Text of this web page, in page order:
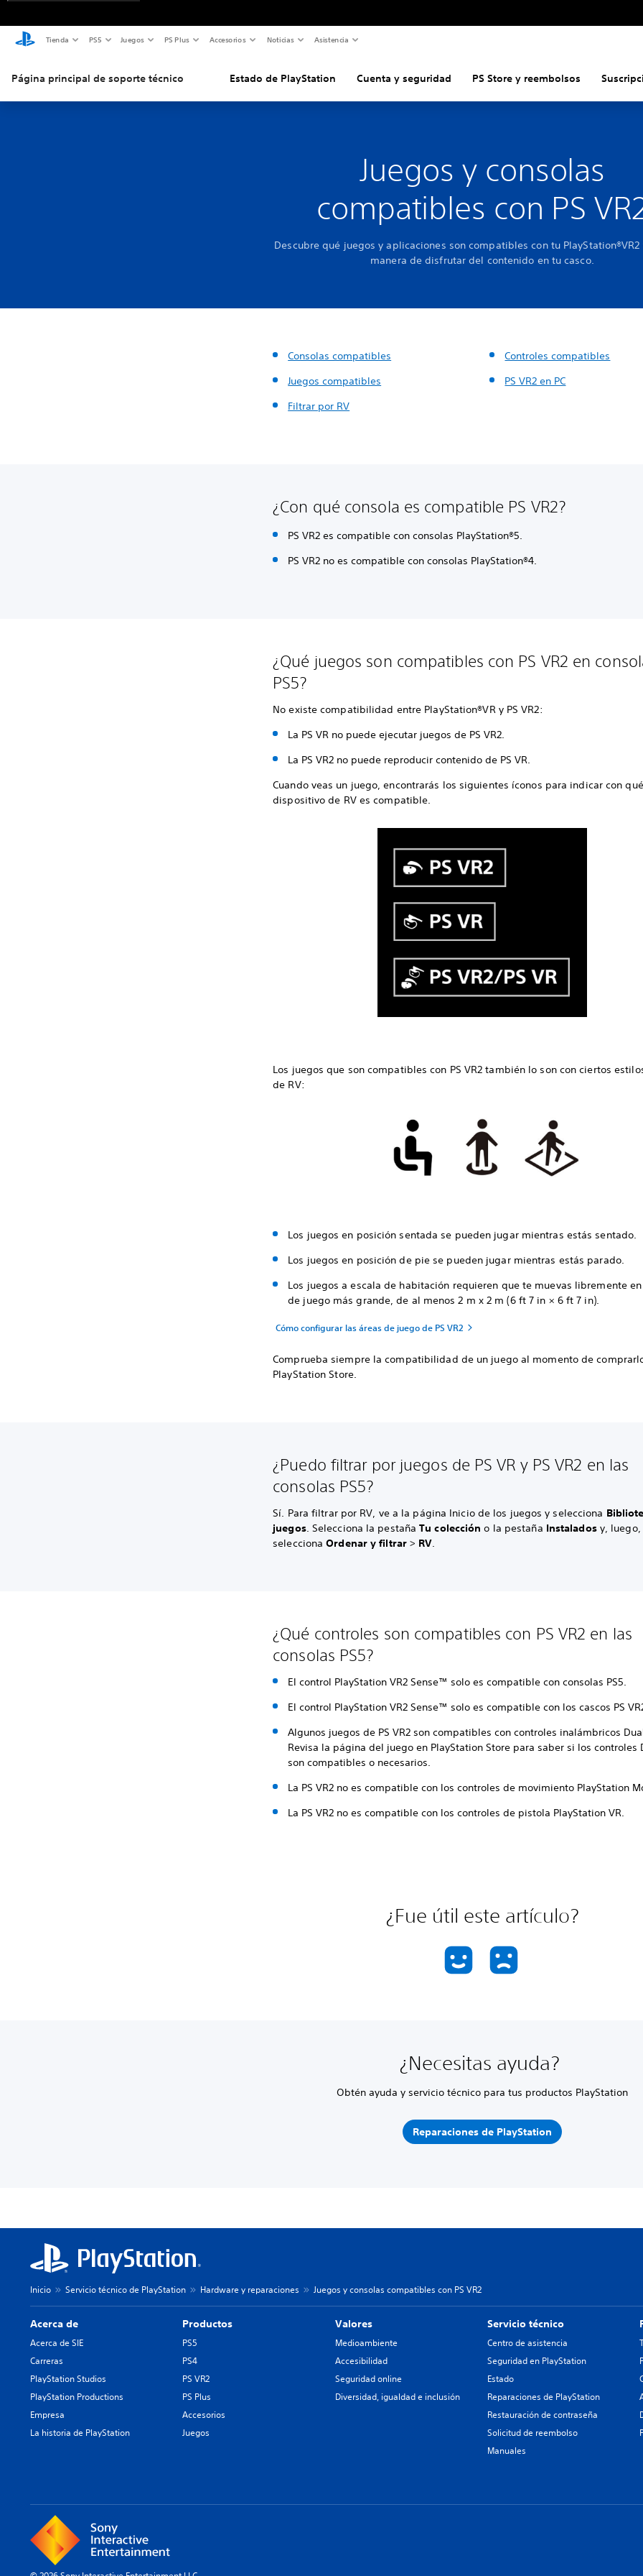
Tienda PS5 Juegos PS Plus Accesorios Noticias Asistencia
Página principal de soporte técnico Estado de PlayStation Cuenta y seguridad PS Store y reembolsos
Juegos y consolas
compatibles con PS
Descubre qué juegos y aplicaciones son compatibles con tu
manera de disfrutar del contenido en tu casco.
Consolas compatibles
Juegos compatibles
Filtrar por RV
Controles compatibles
PS VR2 en PC
¿Con qué consola es compatible PS VR2?
PS VR2 es compatible con consolas PlayStation®5.
PS VR2 no es compatible con consolas PlayStation®4.
¿Qué juegos son compatibles con PS VR2 en
PS5?
No existe compatibilidad entre PlayStation®VR y PS VR2:
La PS VR no puede ejecutar juegos de PS VR2.
La PS VR2 no puede reproducir contenido de PS VR.
Cuando veas un juego, encontrarás los siguientes íconos para indicar con
dispositivo de RV es compatible.
Los juegos que son compatibles con PS VR2 también lo son con ciertos
de RV:
Los juegos en posición sentada se pueden jugar mientras estás sentado.
Los juegos en posición de pie se pueden jugar mientras estás parado.
Los juegos a escala de habitación requieren que te muevas libremente
de juego más grande, de al menos 2 m x 2 m (6 ft 7 in × 6 ft 7 in).
Cómo configurar las áreas de juego de PS VR2
Comprueba siempre la compatibilidad de un juego al momento de
PlayStation Store.
¿Puedo filtrar por juegos de PS VR y PS VR2 en las
consolas PS5?
Sí. Para filtrar por RV, ve a la página Inicio de los juegos y selecciona
juegos. Selecciona la pestañaTu colección o la pestaña Instaladosy, luego,
seleccionaOrdenar y filtrar> RV.
¿Qué controles son compatibles con PS VR2 en las
consolas PS5?
El control PlayStation VR2 Sense™ solo es compatible con consolas PS5.
El control PlayStation VR2 Sense™ solo es compatible con los cascos PS
Algunos juegos de PS VR2 son compatibles con controles inalámbricos
Revisa la página del juego en PlayStation Store para saber si los controles
son compatibles o necesarios.
La PS VR2 no es compatible con los controles de movimiento PlayStation
La PS VR2 no es compatible con los controles de pistola PlayStation VR.
¿Fue útil este artículo?
¿Necesitas ayuda?
Obtén ayuda y servicio técnico para tus productos PlayStation
Reparaciones de PlayStation
Inicio Servicio técnico de PlayStation Hardware y reparaciones Juegos y consolas compatibles con PS VR2
Acerca de
Acerca de SIE
Carreras
PlayStation Studios
PlayStation Productions
Empresa
La historia de PlayStation
Productos
PS5
PS4
PS VR2
PS Plus
Accesorios
Juegos
Valores
Medioambiente
Accesibilidad
Seguridad online
Diversidad, igualdad e inclusión
Servicio técnico
Centro de asistencia
Seguridad en PlayStation
Estado
Reparaciones de PlayStation
Restauración de contraseña
Solicitud de reembolso
Manuales